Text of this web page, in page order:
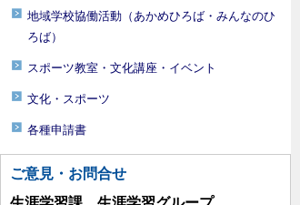
地域学校協働活動（あかめひろば・みんなのひ
ろば）
スポーツ教室・文化講座・イベント
文化・スポーツ
各種申請書
ご意見・お問合せ